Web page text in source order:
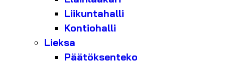
Liikuntahalli
Kontiohalli
Lieksa
Päätöksenteko